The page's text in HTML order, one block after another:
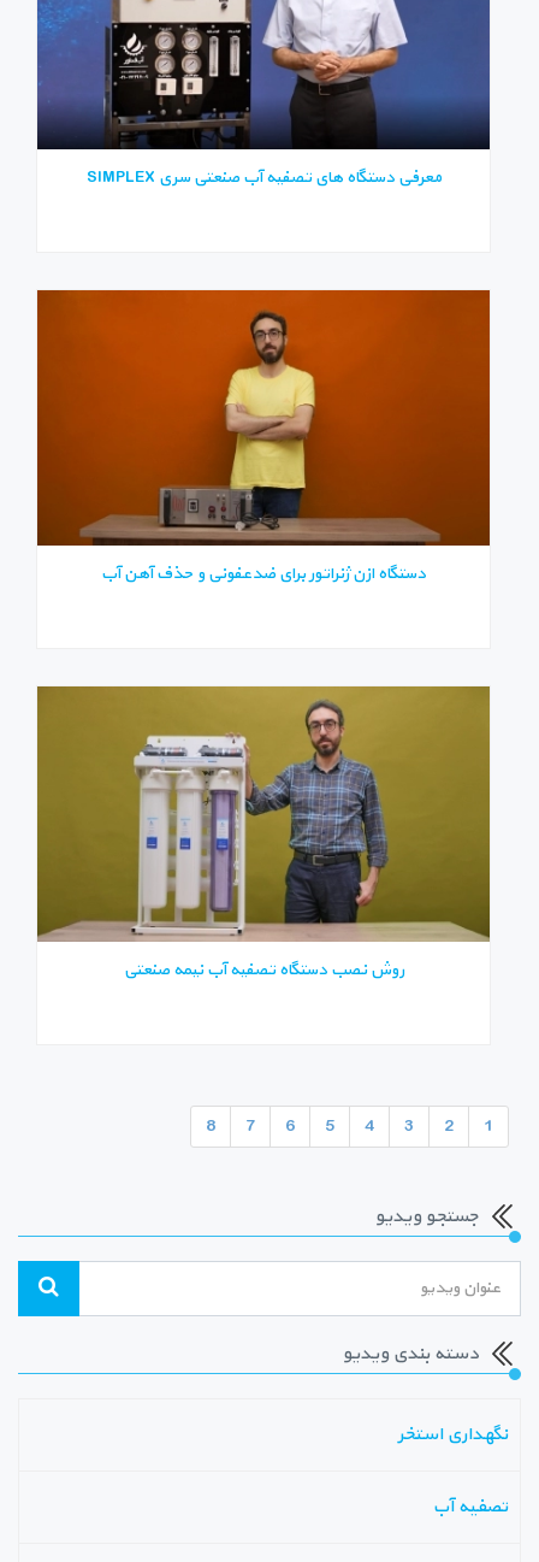
معرفی دستگاه های تصفیه آب صنعتی سری SIMPLEX
دستگاه ازن ژنراتور برای ضدعفونی و حذف آهن آب
روش نصب دستگاه تصفیه آب نیمه صنعتی
1
2
3
4
5
6
7
8
جستجو ویدیو
دسته بندی ویدیو
نگهداری استخر
تصفیه آب